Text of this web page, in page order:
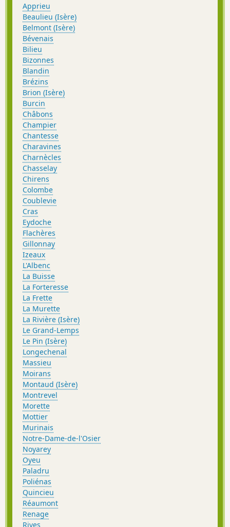
Apprieu
Beaulieu (Isère)
Belmont (Isère)
Bévenais
Bilieu
Bizonnes
Blandin
Brézins
Brion (Isère)
Burcin
Châbons
Champier
Chantesse
Charavines
Charnècles
Chasselay
Chirens
Colombe
Coublevie
Cras
Eydoche
Flachères
Gillonnay
Izeaux
L'Albenc
La Buisse
La Forteresse
La Frette
La Murette
La Rivière (Isère)
Le Grand-Lemps
Le Pin (Isère)
Longechenal
Massieu
Moirans
Montaud (Isère)
Montrevel
Morette
Mottier
Murinais
Notre-Dame-de-l'Osier
Noyarey
Oyeu
Paladru
Poliénas
Quincieu
Réaumont
Renage
Rives